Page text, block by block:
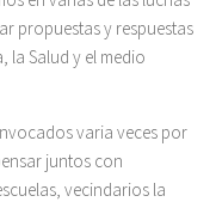
propuestas y respuestas
la Salud y el medio
varia veces por
juntos con
vecindarios la